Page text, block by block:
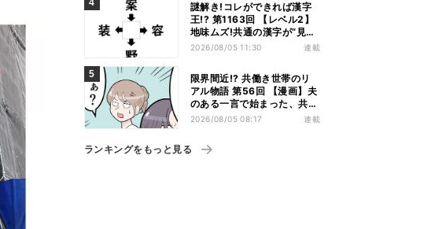
謎解き!コレができれば漢字
王!? 第1163回 【レベル2】
地味ムズ!共通の漢字が“見え
てこない”…
2026/08/05 11:30 連載
限界間近!? 共働き世帯のリ
アル物語 第56回 【漫画】夫
のある一言で始まった、共働
き夫婦の言い合い。妻も思わ
2026/08/05 08:17 連載
ランキングをもっと見る